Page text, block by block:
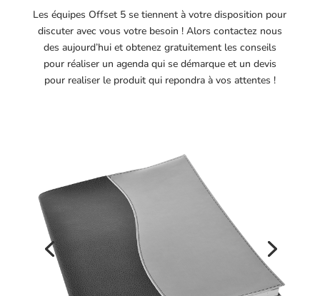
Les équipes Offset 5 se tiennent à votre disposition pour
discuter avec vous votre besoin ! Alors contactez nous
des aujourd’hui et obtenez gratuitement les conseils
pour réaliser un agenda qui se démarque et un devis
pour realiser le produit qui repondra à vos attentes !